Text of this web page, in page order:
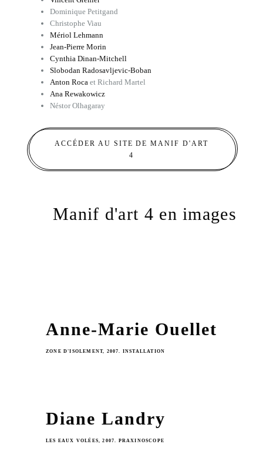
Dominique Petitgand
Christophe Viau
Mériol Lehmann
Jean-Pierre Morin
Cynthia Dinan-Mitchell
Slobodan Radosavljevic-Boban
Anton Roca et Richard Martel
Ana Rewakowicz
Néstor Olhagaray
ACCÉDER AU SITE DE MANIF D'ART
4
Manif d'art 4 en images
Anne-Marie Ouellet
ZONE D'ISOLEMENT, 2007. INSTALLATION
Diane Landry
LES EAUX VOLÉES, 2007. PRAXINOSCOPE